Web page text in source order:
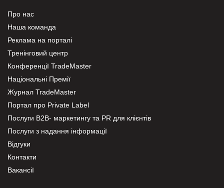
Про нас
Наша команда
Реклама на порталі
Тренінговий центр
Конференції TradeMaster
Національні Премії
Журнал TradeMaster
Портал про Private Label
Послуги В2В- маркетингу та PR для клієнтів
Послуги з надання інформації
Відгуки
Контакти
Вакансії